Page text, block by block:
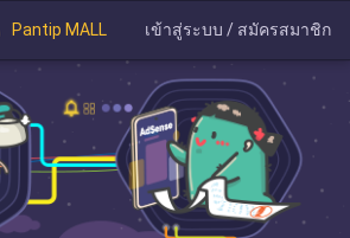
Pantip MALL เข้าสู่ระบบ / สมัครสมาชิก